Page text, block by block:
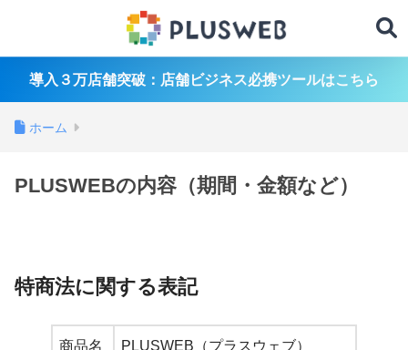
導入３万店舗突破：店舗ビジネス必携ツールはこちら
ホーム
PLUSWEBの内容（期間・金額など）
特商法に関する表記
商品名 PLUSWEB（プラスウェブ）